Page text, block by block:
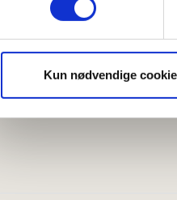
Dine valg anvendes på hele
Vi bruger cookies til at
vores trafik. Vi deler også
Kun nødvendige
Morgenmad inkluderet
Gratis wifi